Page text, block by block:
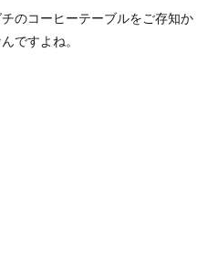
のコーヒーテーブルをご存知か
ですよね。